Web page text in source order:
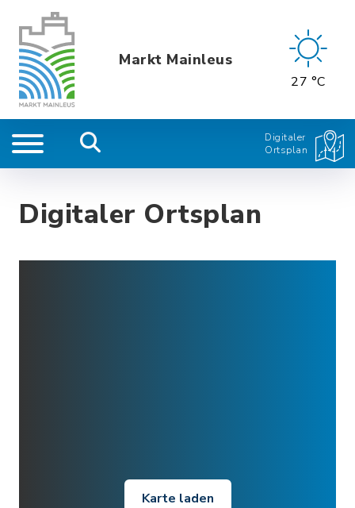
Markt Mainleus
27 °C
Digitaler
Ortsplan
Digitaler Ortsplan
Karte laden